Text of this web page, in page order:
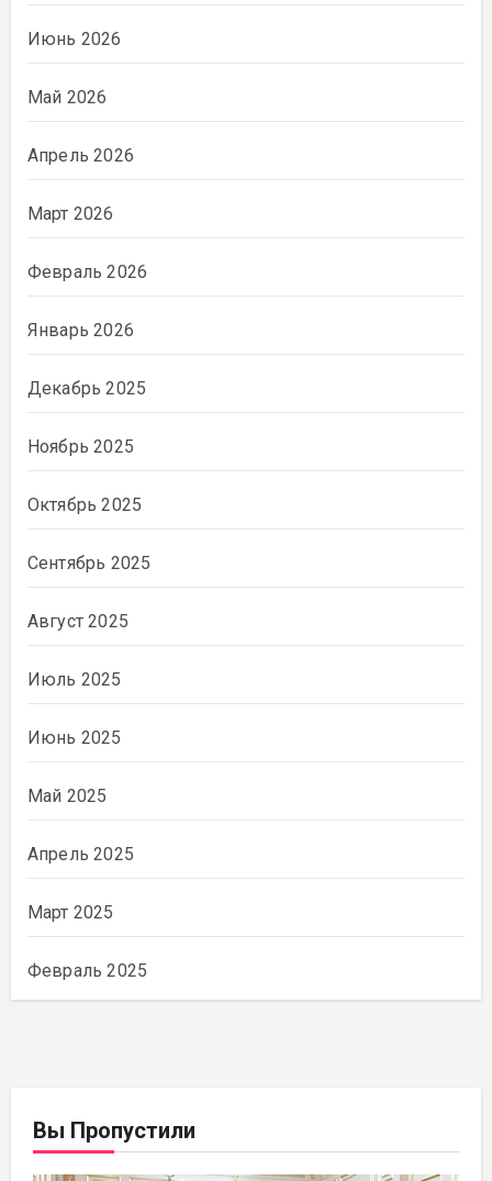
Июнь 2026
Май 2026
Апрель 2026
Март 2026
Февраль 2026
Январь 2026
Декабрь 2025
Ноябрь 2025
Октябрь 2025
Сентябрь 2025
Август 2025
Июль 2025
Июнь 2025
Май 2025
Апрель 2025
Март 2025
Февраль 2025
Вы Пропустили